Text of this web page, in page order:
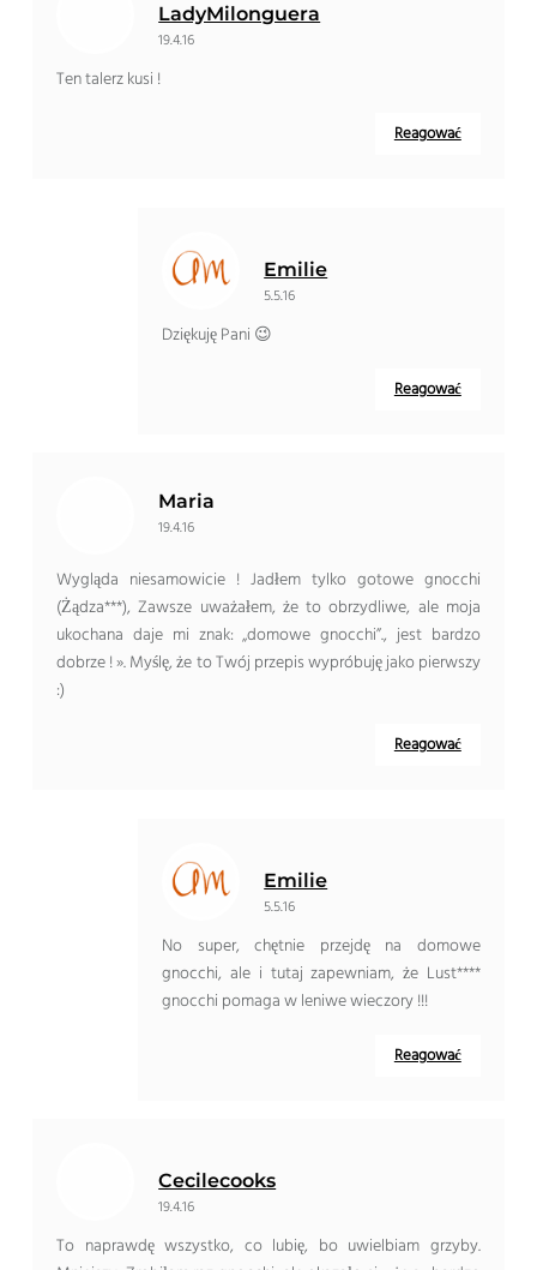
LadyMilonguera
19.4.16
Ten talerz kusi !
Reagować
Emilie
5.5.16
Dziękuję Pani 😉
Reagować
Maria
19.4.16
Wygląda niesamowicie ! Jadłem tylko gotowe gnocchi
(Żądza***), Zawsze uważałem, że to obrzydliwe, ale moja
ukochana daje mi znak: „domowe gnocchi”., jest bardzo
dobrze ! ». Myślę, że to Twój przepis wypróbuję jako pierwszy
:)
Reagować
Emilie
5.5.16
No super, chętnie przejdę na domowe
gnocchi, ale i tutaj zapewniam, że Lust****
gnocchi pomaga w leniwe wieczory !!!
Reagować
Cecilecooks
19.4.16
To naprawdę wszystko, co lubię, bo uwielbiam grzyby.